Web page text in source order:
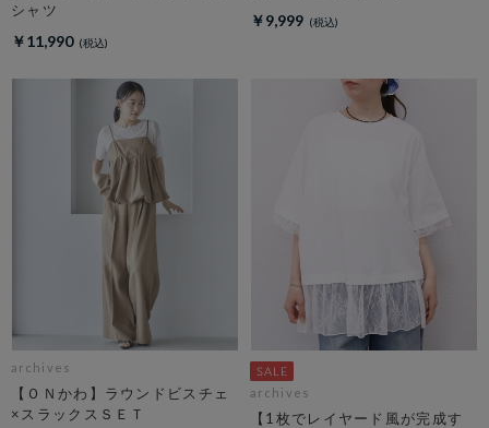
シャツ
￥11,990
￥9,999
archives
【ＯＮかわ】ラウンドビスチェ
×スラックスＳＥＴ
archives
【1枚でレイヤード風が完成す